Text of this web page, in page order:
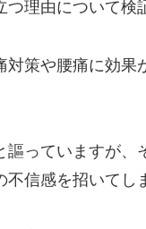
理由について検
策や腰痛に効果
っていますが
信感を招いてし